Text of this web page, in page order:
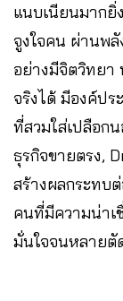
แนบเนียนมากยิ่
จูงใจคน ผ่านพลั
อย่างมีจิตวิทยา
จริงได้ มีองค์ป
ที่สวมใส่เปลือก
ธุรกิจขายตรง,
สร้างผลกระทบ
คนที่มีความน่าเ
มั่นใจจนหลายตั